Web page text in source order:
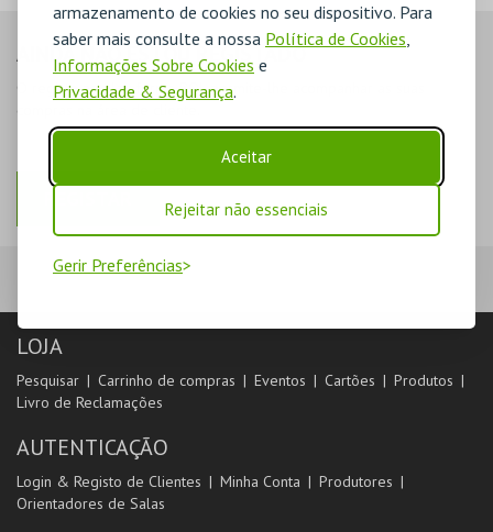
armazenamento de cookies no seu dispositivo. Para
saber mais consulte a nossa Política de Cookies,
Informações Sobre Cookies e
Privacidade & Segurança.
Aceitar
Rejeitar não essenciais
Gerir Preferências
AINDA NÃO ESTOU REGISTADO
O registo na plataforma BOL permite-lhe acompanhar as suas
LOJA
Pesquisar Carrinho de compras Eventos Cartões
Produtos
Livro de Reclamações
AUTENTICAÇÃO
Login & Registo de Clientes Minha Conta
Produtores
Orientadores de Salas